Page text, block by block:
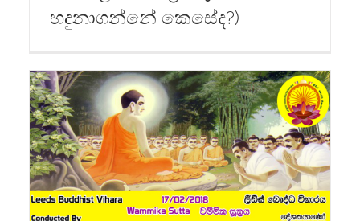
හදුනාගන්නේ කෙසේද?)